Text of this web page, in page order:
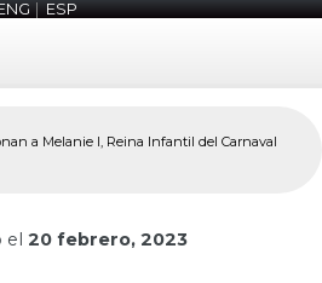
|ESP
a Melanie I, Reina Infantil del Carnaval
el 20 febrero, 2023